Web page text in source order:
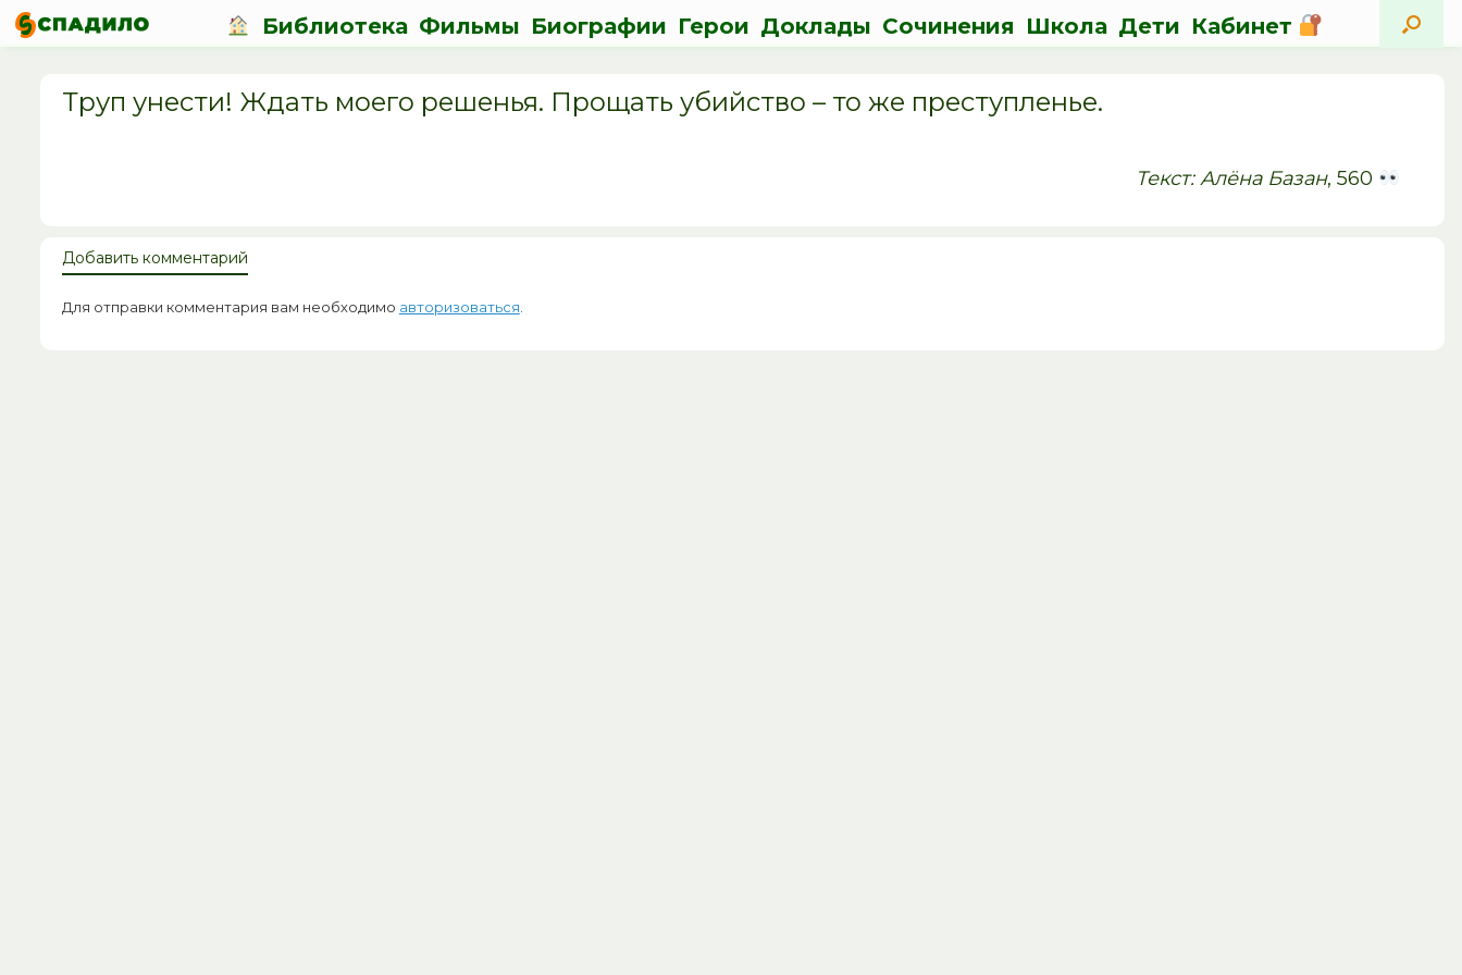
Библиотека Фильмы Биографии Герои Доклады Сочинения Школа Дети Кабинет
Труп унести! Ждать моего решенья. Прощать убийство – то же преступленье.
Текст: Алёна Базан, 560
Добавить комментарий
Для отправки комментария вам необходимо авторизоваться